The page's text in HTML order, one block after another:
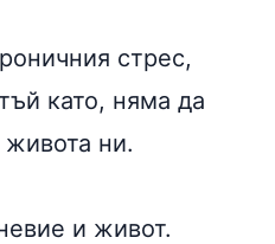
стрес,
като, няма да
ни.
и живот.